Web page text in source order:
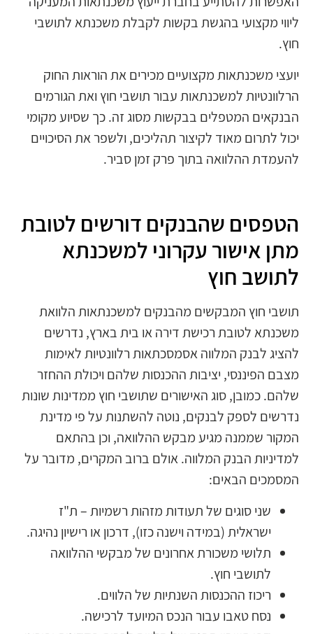
ליווי מקצועי בהגשת בקשות לקבלת משכנתא לתושבי
חוץ.
יועצי משכנתאות מקצועיים מכירים את הוראות החוק
הרלוונטיות למשכנתאות עבור תושבי חוץ ואת הגורמים
הבנקאים המטפלים בבקשות מסוג זה. כך שסיוע מקומי
יכול לתרום מאוד לקיצור תהליכים, ולשפר את הסיכויים
להעמדת ההלוואה בתוך פרק זמן סביר.
הטפסים שהבנקים דורשים לטובת
מתן אישור עקרוני למשכנתא
לתושב חוץ
תושבי חוץ המבקשים מהבנקים למשכנתאות הלוואת
משכנתא לטובת רכישת דירה או בית בארץ, נדרשים
להציג לבנק המלווה אסמסכתאות רלוונטיות לאימות
מצבם הפיננסי, יציבות ההכנסות שלהם ויכולת ההחזר
שלהם. כמובן, סוג האישורים שתושבי חוץ ממדינות שונות
נדרשים לספק לבנקים, נוטה להשתנות על פי מדינת
המקור שממנה מגיע מבקש ההלוואה, וכן בהתאם
למדיניות הבנק המלווה. אולם ברוב המקרים, מדובר על
המסמכים הבאים:
שני סוגים של תעודות מזהות רשמיות – ת"ז
ישראלית (במידה וישנה כזו), דרכון או רישיון נהיגה.
תלושי משכורת אחרונים של מבקשי ההלוואה
לתושבי חוץ.
ריכוז ההכנסות השנתיות של הלווים.
נסח טאבו עבור הנכס המיועד לרכישה.